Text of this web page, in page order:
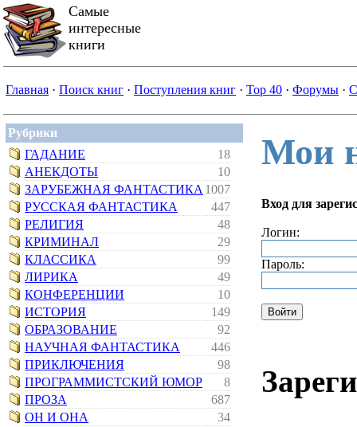
Самые
интересные
книги
Главная · Поиск книг · Поступления книг · Top 40 · Форумы ·
Рубрики
ГАДАНИЕ
18
АНЕКДОТЫ
10
ЗАРУБЕЖНАЯ ФАНТАСТИКА 1007
РУССКАЯ ФАНТАСТИКА
447
РЕЛИГИЯ
48
КРИМИНАЛ
29
КЛАССИКА
99
ЛИРИКА
49
КОНФЕРЕНЦИИ
10
ИСТОРИЯ
149
ОБРАЗОВАНИЕ
92
НАУЧНАЯ ФАНТАСТИКА
446
ПРИКЛЮЧЕНИЯ
98
ПРОГРАММИСТСКИЙ ЮМОР
8
ПРОЗА
687
ОН И ОНА
34
Мои
Вход для
Логин:
Пароль: